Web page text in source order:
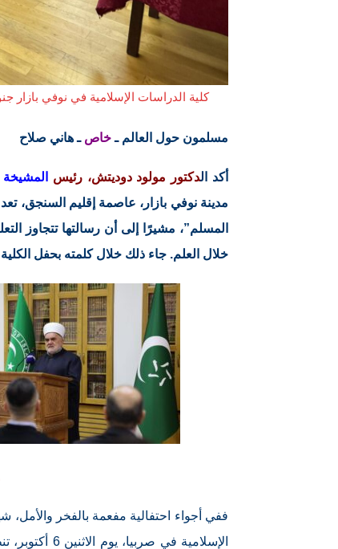
كلية الدراسات الإسلامية في نوفي بازار
مسلمون حول العالم ـخاص ـ هاني صلاح
أكد الدكتور مولود دوديتش، رئيس
مدينة نوفي بازار، عاصمة إقليم السنجق،
المسلم”، مشيرًا إلى أن رسالتها تتجاوز
خلال العلم. جاء ذلك خلال كلمته بحفل
ففي أجواء احتفالية مفعمة بالفخر والأمل،
الإسلامية